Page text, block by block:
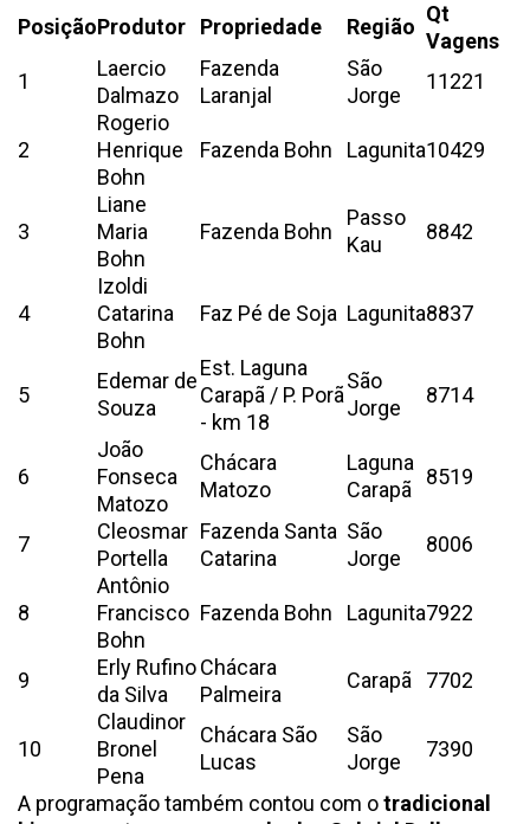
PosiçãoProdutor Propriedade Região
Qt
Vagens
1
Laercio
Dalmazo
Fazenda
Laranjal
São
Jorge
11221
2
Rogerio
Henrique
Bohn
Fazenda Bohn Lagunita10429
3
Liane
Maria
Bohn
Fazenda Bohn
Passo
Kau
8842
4
Izoldi
Catarina
Bohn
Faz Pé de Soja Lagunita8837
5
Edemar de
Souza
Est. Laguna
Carapã / P. Porã
- km 18
São
Jorge
8714
6
João
Fonseca
Matozo
Chácara
Matozo
Laguna
Carapã
8519
7
Cleosmar
Portella
Fazenda Santa
Catarina
São
Jorge
8006
8
Antônio
Francisco
Bohn
Fazenda Bohn Lagunita7922
9
Erly Rufino
da Silva
Chácara
Palmeira
Carapã 7702
10
Claudinor
Bronel
Pena
Chácara São
Lucas
São
Jorge
7390
A programação também contou com otradicional